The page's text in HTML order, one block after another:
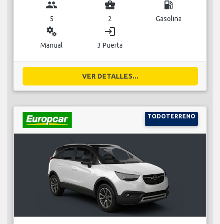
group
5
business_center
2
local_gas_station
Gasolina
miscellaneous_services
Manual
login
3 Puerta
VER DETALLES...
TODOTERRENO